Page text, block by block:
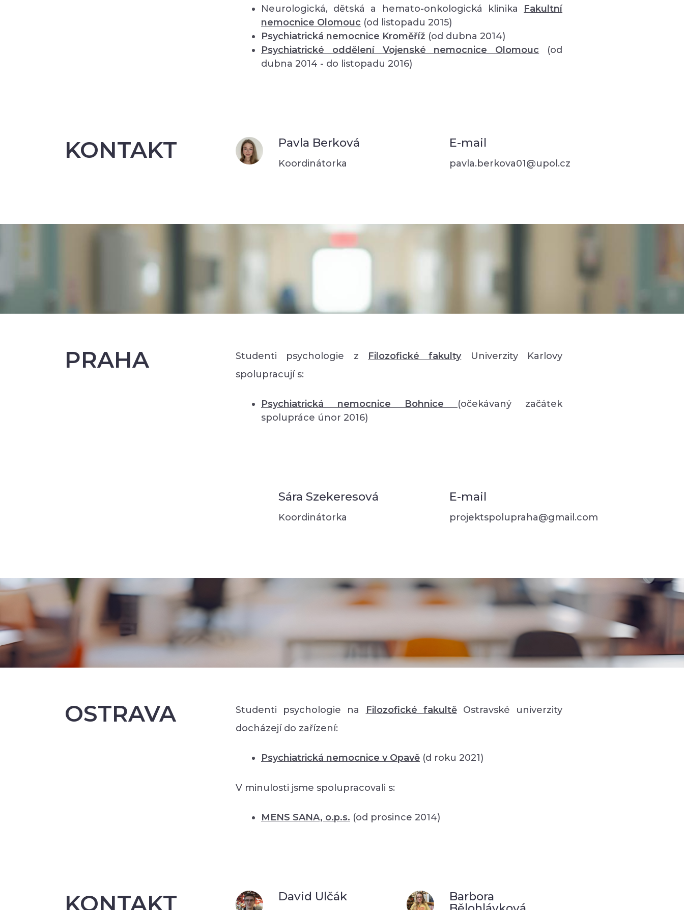
Neurologická, dětská a hemato-onkologická klinika Fakultní
nemocnice Olomouc (od listopadu 2015)
Psychiatrická nemocnice Kroměříž (od dubna 2014)
Psychiatrické oddělení Vojenské nemocnice Olomouc (od
dubna 2014 - do listopadu 2016)
KONTAKT Pavla Berková
Koordinátorka
E-mail
pavla.berkova01@upol.cz
PRAHA Studenti psychologie z Filozofické fakulty
Univerzity Karlovy
spolupracují s:
Psychiatrická nemocnice Bohnice (očekávaný začátek
spolupráce únor 2016)
Sára Szekeresová
Koordinátorka
E-mail
projektspolupraha@gmail.com
OSTRAVA Studenti psychologie na Filozofické fakultěOstravské univerzity
docházejí do zařízení:
Psychiatrická nemocnice v Opavě (d roku 2021)
V minulosti jsme spolupracovali s:
MENS SANA, o.p.s. (od prosince 2014)
KONTAKT David Ulčák
Barbora